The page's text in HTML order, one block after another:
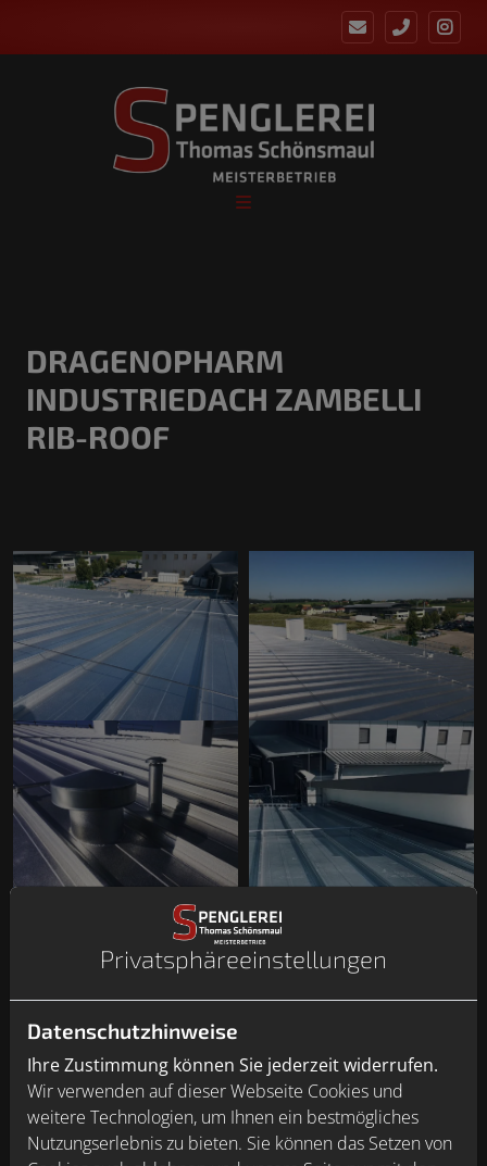
DRAGENOPHARM
INDUSTRIEDACH ZAMBELLI
RIB-ROOF
Privatsphäre­einstellungen
Datenschutzhinweise
Ihre Zustimmung können Sie jederzeit widerrufen.
Wir verwenden auf dieser Webseite Cookies und
weitere Technologien, um Ihnen ein bestmögliches
Nutzungserlebnis zu bieten. Sie können das Setzen von